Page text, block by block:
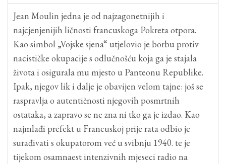
Jean Moulin jedna je od najzagonetnijih i
najcjenjenijih ličnosti francuskoga Pokreta otpora.
Kao simbol „Vojske sjena“ utjelovio je borbu protiv
nacističke okupacije s odlučnošću koja ga je stajala
života i osigurala mu mjesto u Panteonu Republike.
Ipak, njegov lik i dalje je obavijen velom tajne: još se
raspravlja o autentičnosti njegovih posmrtnih
ostataka, a zapravo se ne zna ni tko ga je izdao. Kao
najmlađi prefekt u Francuskoj prije rata odbio je
surađivati s okupatorom već u svibnju 1940. te je
tijekom osamnaest intenzivnih mjeseci radio na